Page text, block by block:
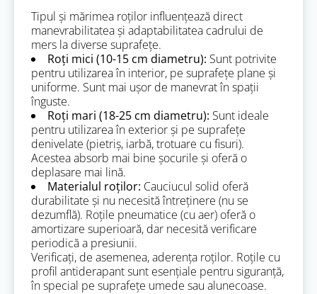
Tipul și mărimea roților influențează direct
manevrabilitatea și adaptabilitatea cadrului de
mers la diverse suprafețe.
Roți mici (10-15 cm diametru): Sunt potrivite
pentru utilizarea în interior, pe suprafețe plane și
uniforme. Sunt mai ușor de manevrat în spații
înguste.
Roți mari (18-25 cm diametru): Sunt ideale
pentru utilizarea în exterior și pe suprafețe
denivelate (pietriș, iarbă, trotuare cu fisuri).
Acestea absorb mai bine șocurile și oferă o
deplasare mai lină.
Materialul roților: Cauciucul solid oferă
durabilitate și nu necesită întreținere (nu se
dezumflă). Roțile pneumatice (cu aer) oferă o
amortizare superioară, dar necesită verificare
periodică a presiunii.
Verificați, de asemenea, aderența roților. Roțile cu
profil antiderapant sunt esențiale pentru siguranță,
în special pe suprafețe umede sau alunecoase.